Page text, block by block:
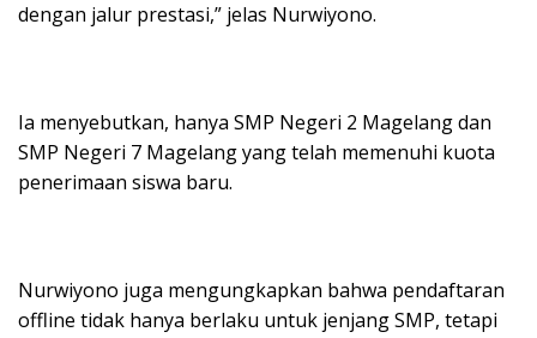
dengan jalur prestasi,” jelas Nurwiyono.
Ia menyebutkan, hanya SMP Negeri 2 Magelang dan
SMP Negeri 7 Magelang yang telah memenuhi kuota
penerimaan siswa baru.
Nurwiyono juga mengungkapkan bahwa pendaftaran
offline tidak hanya berlaku untuk jenjang SMP, tetapi